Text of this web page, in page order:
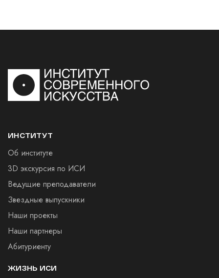
ИНСТИТУТ
Об институте
3D экскурсия по ИСИ
Ведущие преподаватели
Звездные выпускники
Наши проекты
Наши партнеры
Абитуриенту
ЖИЗНЬ ИСИ